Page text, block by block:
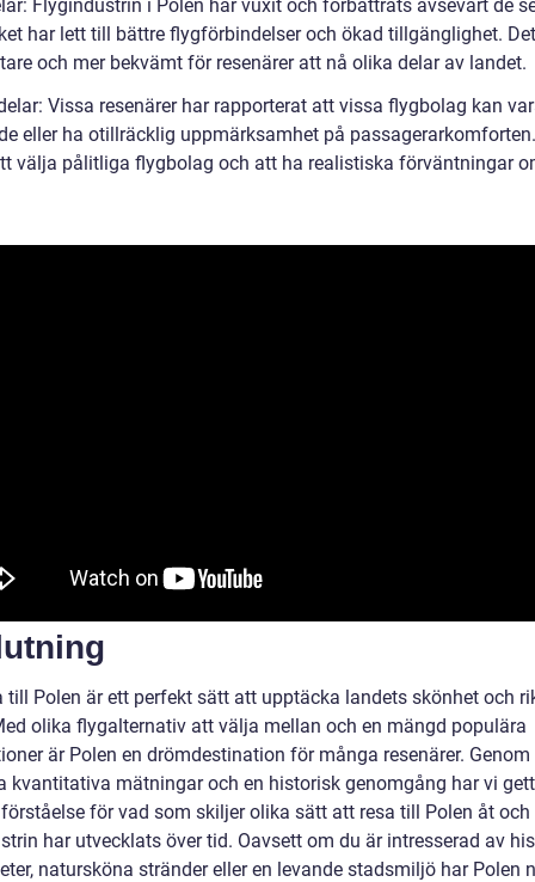
Flygindustrin i Polen har vuxit och förbättrats avsevärt de
har lett till bättre flygförbindelser och ökad tillgänglighet.
och mer bekvämt för resenärer att nå olika delar av landet.
Vissa resenärer har rapporterat att vissa flygbolag kan
eller ha otillräcklig uppmärksamhet på
välja pålitliga flygbolag och att ha realistiska förväntningar
till Polen är ett perfekt sätt att upptäcka landets skönhet och
olika flygalternativ att välja mellan och en mängd populära
är Polen en drömdestination för många resenärer.
kvantitativa mätningar och en historisk genomgång har vi
för vad som skiljer olika sätt att resa till Polen åt och
har utvecklats över tid. Oavsett om du är intresserad av
natursköna stränder eller en levande stadsmiljö har Polen